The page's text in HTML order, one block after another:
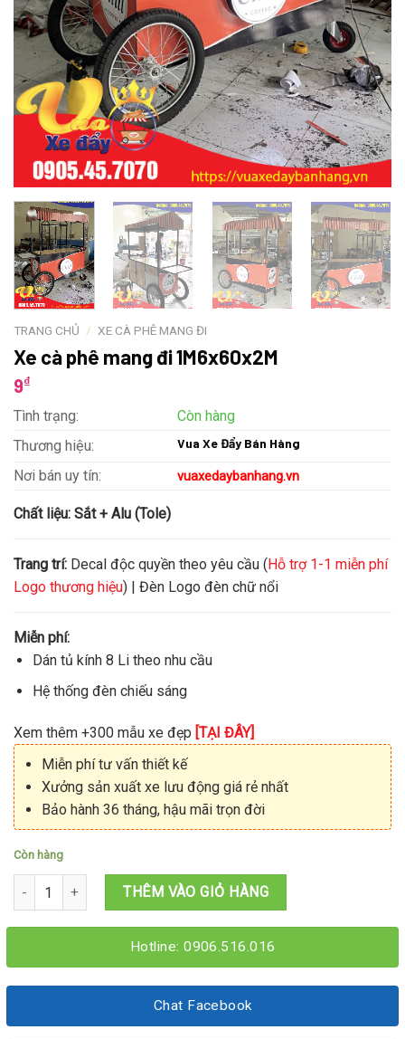
TRANG CHỦ / XE CÀ PHÊ MANG ĐI
Xe cà phê mang đi 1M6x60x2M
9₫
Tình trạng:
Còn hàng
Thương hiệu:
Vua Xe Đẩy Bán Hàng
Nơi bán uy tín: vuaxedaybanhang.vn
Chất liệu: Sắt + Alu (Tole)
Trang trí: Decal độc quyền theo yêu cầu (Hỗ trợ 1-1 miễn phí
Logo thương hiệu) | Đèn Logo đèn chữ nổi
Miễn phí:
Dán tủ kính 8 Li theo nhu cầu
Hệ thống đèn chiếu sáng
Xem thêm +300 mẫu xe đẹp [TẠI ĐÂY]
Miễn phí tư vấn thiết kế
Xưởng sản xuất xe lưu động giá rẻ nhất
Bảo hành 36 tháng, hậu mãi trọn đời
Còn hàng
Xe cà phê mang đi 1M6x60x2M số lượng
THÊM VÀO GIỎ HÀNG
Hotline: 0906.516.016
Chat Facebook